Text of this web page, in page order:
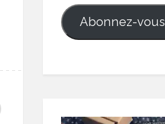
Abonnez-vous